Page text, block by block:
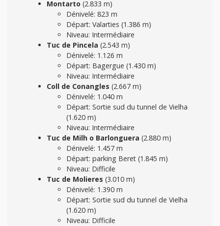
Montarto (2.833 m)
Dénivelé: 823 m
Départ: Valarties (1.386 m)
Niveau: Intermédiaire
Tuc de Pincela (2.543 m)
Dénivelé: 1.126 m
Départ: Bagergue (1.430 m)
Niveau: Intermédiaire
Coll de Conangles (2.667 m)
Dénivelé: 1.040 m
Départ: Sortie sud du tunnel de Vielha
(1.620 m)
Niveau: Intermédiaire
Tuc de Milh o Barlonguera (2.880 m)
Dénivelé: 1.457 m
Départ: parking Beret (1.845 m)
Niveau: Difficile
Tuc de Molieres (3.010 m)
Dénivelé: 1.390 m
Départ: Sortie sud du tunnel de Vielha
(1.620 m)
Niveau: Difficile